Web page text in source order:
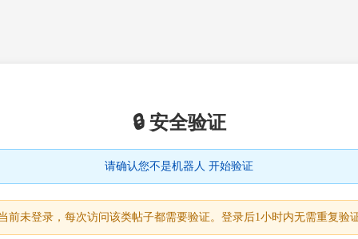
🔒 安全验证
请确认您不是机器人 开始验证
前未登录，每次访问该类帖子都需要验证。登录后1小时内无需重复验